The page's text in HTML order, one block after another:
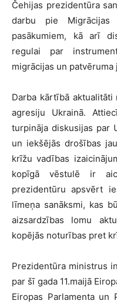
Čehijas prezidentūra
darbu pie Migrācijas
pasākumiem, kā arī
regulai par
migrācijas un patvēruma
Darba kārtībā aktualitāti
agresiju Ukrainā.
turpināja diskusijas par
un iekšējās drošības
krīžu vadības
kopīgā vēstulē ir
prezidentūru apsvērt
līmeņa sanāksmi, kas
aizsardzības lomu
kopējās noturības pret
Prezidentūra ministrus
par šī gada 11.maijā
Eiropas Parlamenta un